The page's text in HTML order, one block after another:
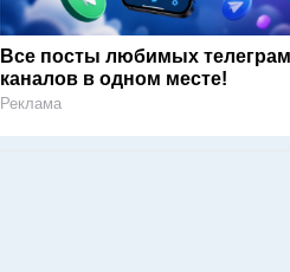
Все посты любимых
каналов в одном месте!
Реклама